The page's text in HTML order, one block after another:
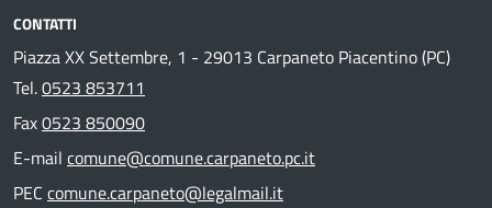
CONTATTI
Piazza XX Settembre, 1 - 29013 Carpaneto Piacentino (PC)
Tel.0523 853711
Fax0523 850090
E-mail comune@comune.carpaneto.pc.it
PEC comune.carpaneto@legalmail.it